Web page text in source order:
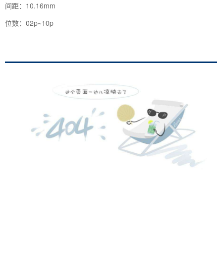
间距：10.16mm
位数：02p~10p